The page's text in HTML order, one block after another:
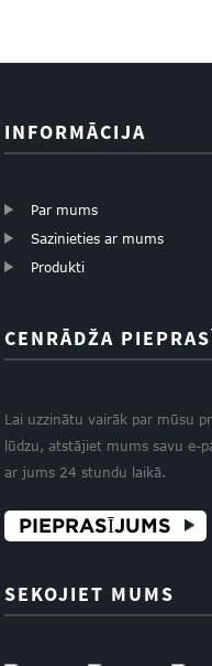
INFORMĀCIJA
Par mums
Sazinieties ar mums
Produkti
CENRĀDŽA
Lai uzzinātu vairāk par mūsu
lūdzu, atstājiet mums savu e-
ar jums 24 stundu laikā.
PIEPRASĪJUMS
SEKOJIET MUMS